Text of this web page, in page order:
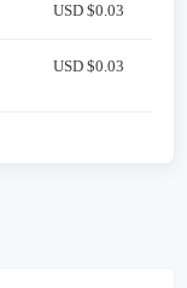
USD $0.03
USD $0.03